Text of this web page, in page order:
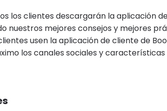
los clientes descargarán la aplicación
nuestros mejores consejos y mejores
usen la aplicación de cliente de
los canales sociales y características